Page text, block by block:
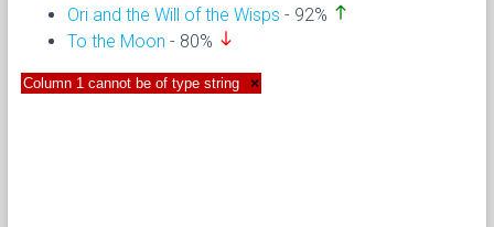
Ori and the Will of the Wisps - 92% north
To the Moon - 80% south
Column 1 cannot be of type string ×